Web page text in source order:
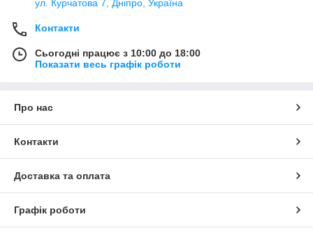
ул. Курчатова 7, Дніпро, Україна
Контакти
Сьогодні працює з 10:00 до 18:00
Показати весь графік роботи
Про нас
Контакти
Доставка та оплата
Графік роботи